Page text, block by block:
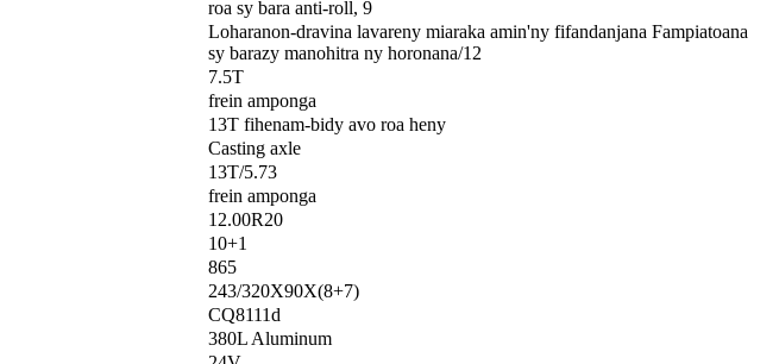
roa sy bara anti-roll, 9
Loharanon-dravina lavareny miaraka amin'ny fifandanjana Fampiatoana
sy barazy manohitra ny horonana/12
7.5T
frein amponga
13T fihenam-bidy avo roa heny
Casting axle
13T/5.73
frein amponga
12.00R20
10+1
865
243/320X90X(8+7)
CQ8111d
380L Aluminum